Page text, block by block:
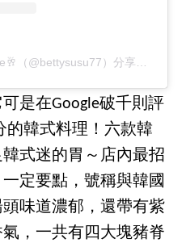
Bettysu💕Travel🏝Food🍭Life🥂（@bettysusu77）分享的貼文
是在Google破千則評
的韓式料理！六款韓
式迷的胃～店內最招
定要點，號稱與韓國
味道濃郁，還帶有紫
，一共有四大塊豬脊